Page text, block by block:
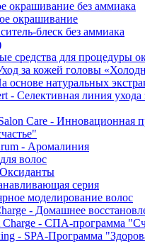
окрашивание без аммиака
окрашивание
блеск без аммиака
средства для процедуры
за кожей головы
основе натуральных
- Селективная линия ухода
Care - Инновационная
- Аромалиния
волос
серия
моделирование волос
- Домашнее
Charge - СПА-программа
- SPA-Программа